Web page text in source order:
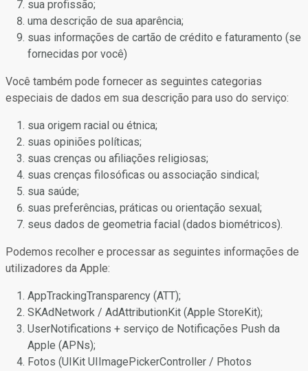
sua profissão;
uma descrição de sua aparência;
suas informações de cartão de crédito e faturamento (se
fornecidas por você)
Você também pode fornecer as seguintes categorias
especiais de dados em sua descrição para uso do serviço:
sua origem racial ou étnica;
suas opiniões políticas;
suas crenças ou afiliações religiosas;
suas crenças filosóficas ou associação sindical;
sua saúde;
suas preferências, práticas ou orientação sexual;
seus dados de geometria facial (dados biométricos).
Podemos recolher e processar as seguintes informações de
utilizadores da Apple:
AppTrackingTransparency (ATT);
SKAdNetwork / AdAttributionKit (Apple StoreKit);
UserNotifications + serviço de Notificações Push da
Apple (APNs);
Fotos (UIKit UIImagePickerController / Photos